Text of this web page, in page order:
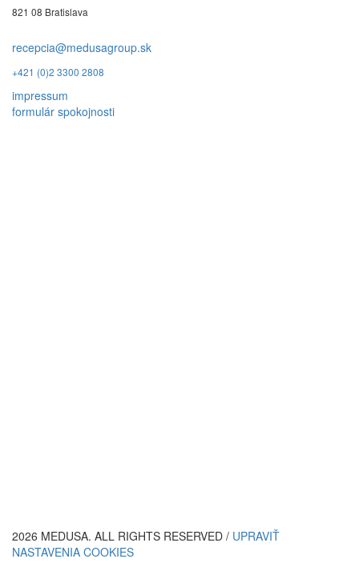
821 08 Bratislava
recepcia@medusagroup.sk
+421 (0)2 3300 2808
impressum
formulár spokojnosti
2026 MEDUSA. ALL RIGHTS RESERVED / UPRAVIŤ
NASTAVENIA COOKIES